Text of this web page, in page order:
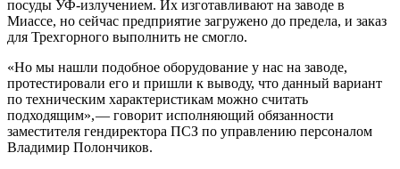
посуды УФ-излучением. Их изготавливают на заводе в
Миассе, но сейчас предприятие загружено до предела, и заказ
для Трехгорного выполнить не смогло.
«Но мы нашли подобное оборудование у нас на заводе,
протестировали его и пришли к выводу, что данный вариант
по техническим характеристикам можно считать
подходящим», — ​говорит исполняющий обязанности
заместителя гендиректора ПСЗ по управлению персоналом
Владимир Полончиков.